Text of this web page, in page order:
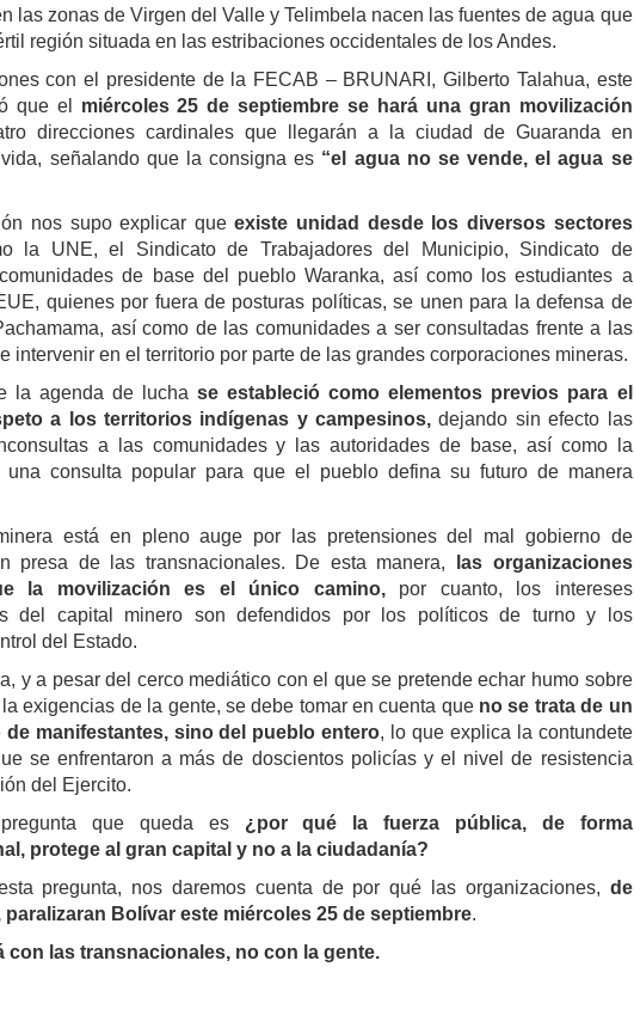
las zonas de Virgen del Valle y Telimbela nacen las fuentes de agua que
región situada en las estribaciones occidentales de los Andes.
con el presidente de la FECAB – BRUNARI, Gilberto Talahua, este
que el miércoles 25 de septiembre se hará una gran movilización
direcciones cardinales que llegarán a la ciudad de Guaranda en
señalando que la consigna es “el agua no se vende, el agua se
nos supo explicar queexiste unidad desde los diversos sectores
la UNE, el Sindicato de Trabajadores del Municipio, Sindicato de
de base del pueblo Waranka, así como los estudiantes a
quienes por fuera de posturas políticas, se unen para la defensa de
así como de las comunidades a ser consultadas frente a las
intervenir en el territorio por parte de las grandes corporaciones mineras.
la agenda de luchase estableció como elementos previos para el
a los territorios indígenas y campesinos, dejando sin efecto las
a las comunidades y las autoridades de base, así como la
una consulta popular para que el pueblo defina su futuro de manera
está en pleno auge por las pretensiones del mal gobierno de
presa de las transnacionales. De esta manera,
las organizaciones
la movilización es el único camino,por cuanto, los intereses
del capital minero son defendidos por los políticos de turno y los
del Estado.
y a pesar del cerco mediático con el que se pretende echar humo sobre
la exigencias de la gente, se debe tomar en cuenta que no se trata de un
manifestantes, sino del pueblo entero, lo que explica la contundete
se enfrentaron a más de doscientos policías y el nivel de resistencia
del Ejercito.
que queda es ¿por qué la fuerza pública, de forma
protege al gran capital y no a la ciudadanía?
pregunta, nos daremos cuenta de por qué las organizaciones, de
paralizaran Bolívar este miércoles 25 de septiembre.
con las transnacionales, no con la gente.